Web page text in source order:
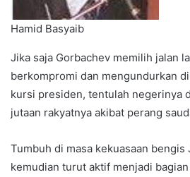
Hamid Basyaib
Jika saja Gorbachev memilih jalan
berkompromi dan mengundurkan
kursi presiden, tentulah negerinya
jutaan rakyatnya akibat perang
Tumbuh di masa kekuasaan bengis
kemudian turut aktif menjadi